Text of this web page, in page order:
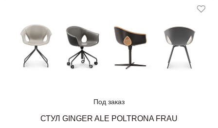
Под заказ
СТУЛ GINGER ALE POLTRONA FRAU